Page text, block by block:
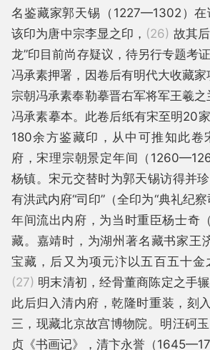
名鉴藏家郭天锡（1227—1302）在
该印为唐中宗李显之印， (26) 故其
龙”印目前尚存疑议，待另行专题考
冯承素押署，因卷后有明代大收藏家
宗朝冯承素奉勒摹晋右军将军王羲之
冯承素摹本。此卷后纸有宋至明20
180余方鉴藏印，从中可推知此卷
府，宋理宗朝景定年间（
杨镇。宋元交替时为郭天锡访得并
有洪武内府“司印”（全印为“典礼纪
年间流出内府，为当时重臣杨士奇
藏。嘉靖时，为湖州著名藏书家王
宝藏，后又为项元汴以五百五十金
(27) 明末清初，经骨董商陈定之手
此后归入清内府，乾隆时重装，刻
三，现藏北京故宫博物院。明汪砢
贞《书画记》，清卞永誉（